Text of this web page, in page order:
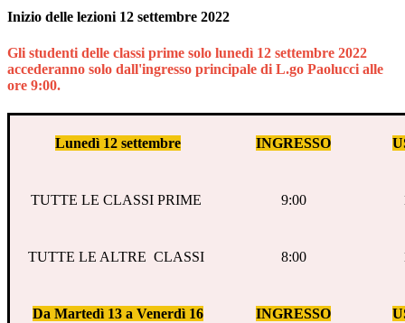
Inizio delle lezioni 12 settembre 2022
Gli studenti delle classi prime solo lunedì 12 settembre 2022
accederanno solo dall'ingresso principale di L.go Paolucci alle
ore 9:00.
Lunedì 12 settembre INGRESSO
TUTTE LE CLASSI PRIME 9:00
TUTTE LE ALTRE CLASSI 8:00
Da Martedì 13 a Venerdì 16 INGRESSO